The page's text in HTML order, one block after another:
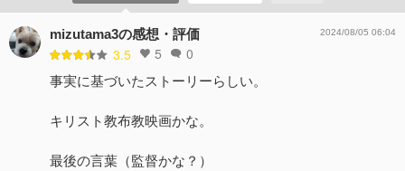
mizutama3の感想・評価
3.5 5 0
2024/08/05 06:04
事実に基づいたストーリーらしい。
キリスト教布教映画かな。
最後の言葉（監督かな？）